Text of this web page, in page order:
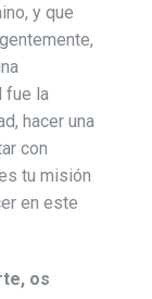
y que
fue la
hacer una
con
tu misión
en este
os